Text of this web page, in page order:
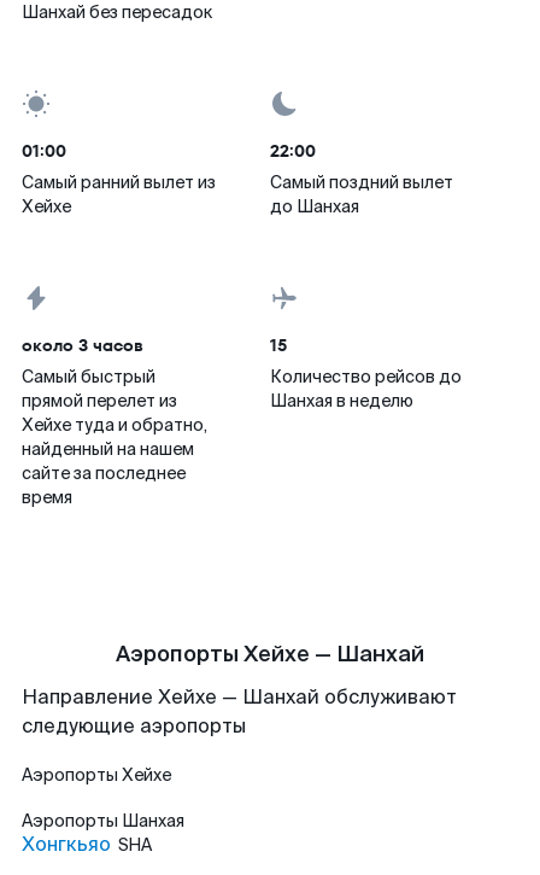
Шанхай без пересадок
01:00
Самый ранний вылет из
Хейхе
22:00
Самый поздний вылет
до Шанхая
около 3 часов
Самый быстрый
прямой перелет из
Хейхе туда и обратно,
найденный на нашем
сайте за последнее
время
15
Количество рейсов до
Шанхая в неделю
Аэропорты Хейхе — Шанхай
Направление Хейхе — Шанхай обслуживают
следующие аэропорты
Аэропорты Хейхе
Аэропорты Шанхая
Хонгкьяо SHA